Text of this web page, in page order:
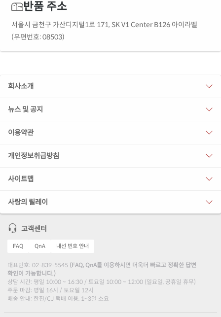
반품 주소
서울시 금천구 가산디지털1로 171, SK V1 Center B126 아이라벨
(우편번호: 08503)
회사소개
뉴스 및 공지
이용약관
개인정보취급방침
사이트맵
사랑의 릴레이
고객센터
FAQ QnA 내선 번호 안내
대표번호: 02-839-5545 (FAQ, QnA를 이용하시면 더욱더 빠르고 정확한 답변
확인이 가능합니다.)
상담 시간: 평일 10:00 ~ 16:30 / 토요일 10:00 ~ 12:00 (일요일, 공휴일 휴무)
주문 마감: 평일 16시 / 토요일 12시
배송 안내: 한진/CJ 택배 이용, 1~3일 소요